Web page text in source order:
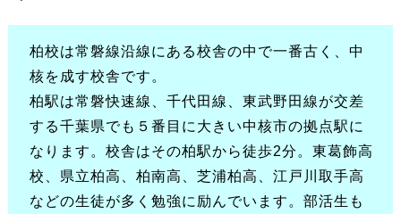
柏校は常磐線沿線にある校舎の中で一番古く、中
核を成す校舎です。
柏駅は常磐快速線、千代田線、東武野田線が交差
する千葉県でも５番目に大きい中核市の拠点駅に
なります。校舎はその柏駅から徒歩2分。東葛飾高
校、県立柏高、柏南高、芝浦柏高、江戸川取手高
などの生徒が多く勉強に励んでいます。部活生も